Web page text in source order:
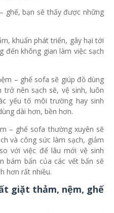
ghế, bạn sẽ thấy được những
khuẩn phát triển, gây hại tới
đến không gian làm việc sạch
– ghế sofa sẽ giúp đồ dùng
nên sạch sẽ, vệ sinh, luôn
yếu tố môi trường hay sinh
dài hơn, bền hơn.
– ghế sofa thường xuyên sẽ
và công sức làm sạch, giảm
với việc để lâu mới vệ sinh
bám bẩn của các vết bẩn sẽ
hơn rất nhiều.
giặt thảm, nệm, ghế